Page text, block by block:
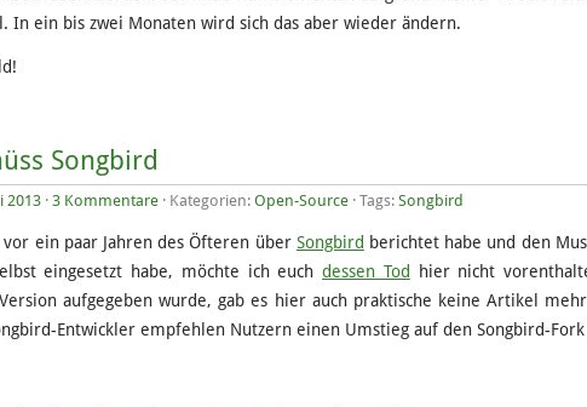
In ein bis zwei Monaten wird sich das aber wieder ändern.
Songbird
2013 · 3 Kommentare · Kategorien: Open-Source · Tags: Songbird
vor ein paar Jahren des Öfteren über Songbird berichtet habe und den
eingesetzt habe, möchte ich euchdessen Tod
hier nicht
aufgegeben wurde, gab es hier auch praktische keine Artikel
Entwickler empfehlen Nutzern einen Umstieg auf den Songbird-Fork